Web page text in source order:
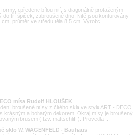
opředené bílou nití, s diagonálně protaženým
do tří špiček, zabroušené dno. Nitě jsou konturovány
průměr ve středu těla 8,5 cm. Výrobc ...
mísa Rudolf HLOUŠEK
broušené mísy z čirého skla ve stylu ART - DECO
krásným a bohatým dekorem. Okraj mísy je broušený
brusem ( tzv. mattschliff ). Provedla ...
sklo W. WAGENFELD - Bauhaus